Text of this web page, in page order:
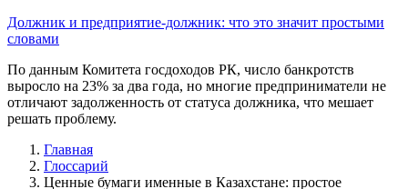
Должник и предприятие-должник: что это значит простыми
словами
По данным Комитета госдоходов РК, число банкротств
выросло на 23% за два года, но многие предприниматели не
отличают задолженность от статуса должника, что мешает
решать проблему.
Главная
Глоссарий
Ценные бумаги именные в Казахстане: простое